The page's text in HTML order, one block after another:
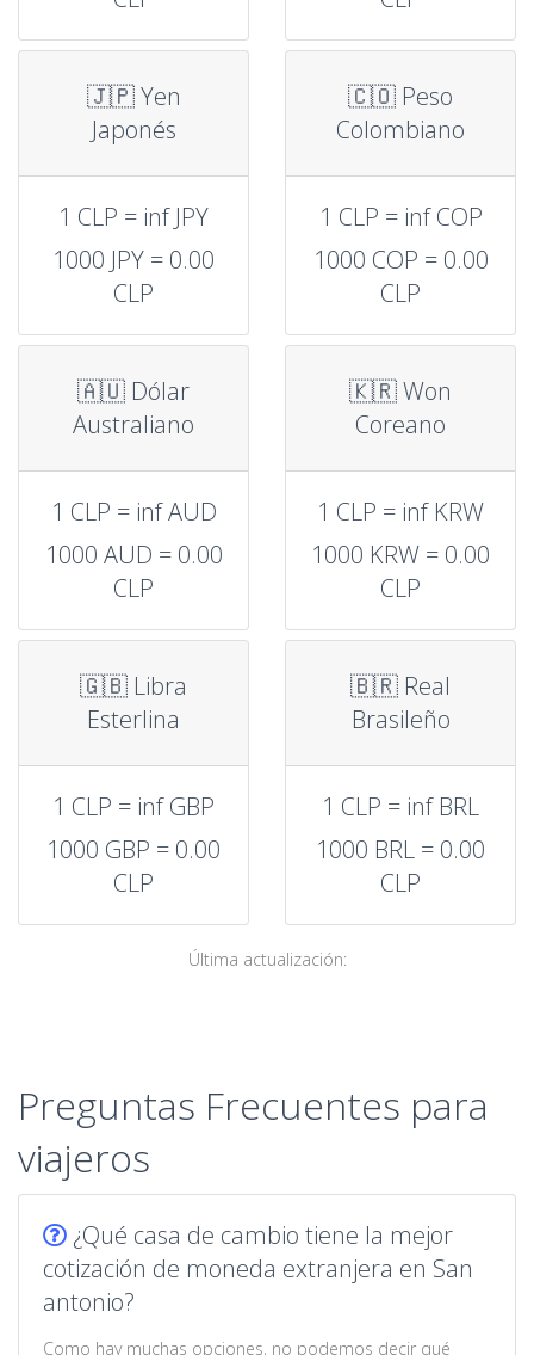
🇯🇵 Yen
Japonés
1 CLP = inf JPY
1000 JPY = 0.00
CLP
🇨🇴 Peso
Colombiano
1 CLP = inf COP
1000 COP = 0.00
CLP
🇦🇺 Dólar
Australiano
1 CLP = inf AUD
1000 AUD = 0.00
CLP
🇰🇷 Won
Coreano
1 CLP = inf KRW
1000 KRW = 0.00
CLP
🇬🇧 Libra
Esterlina
1 CLP = inf GBP
1000 GBP = 0.00
CLP
🇧🇷 Real
Brasileño
1 CLP = inf BRL
1000 BRL = 0.00
CLP
Última actualización:
Preguntas Frecuentes para
viajeros
¿Qué casa de cambio tiene la mejor
cotización de moneda extranjera en San
antonio?
Como hay muchas opciones, no podemos decir qué